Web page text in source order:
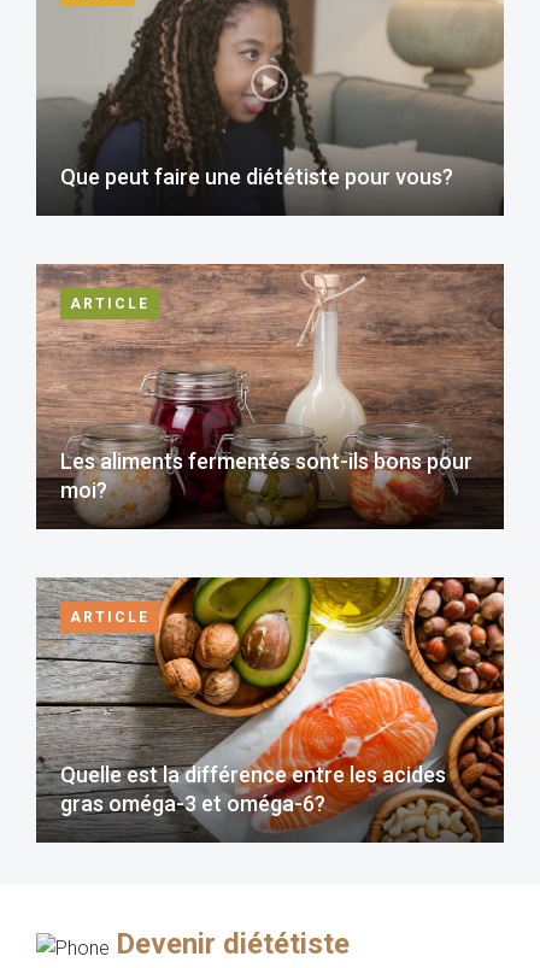
Que peut faire une diététiste pour vous?
ARTICLE
Les aliments fermentés sont-ils bons pour
moi?
ARTICLE
Quelle est la différence entre les acides
gras oméga-3 et oméga-6?
Devenir diététiste